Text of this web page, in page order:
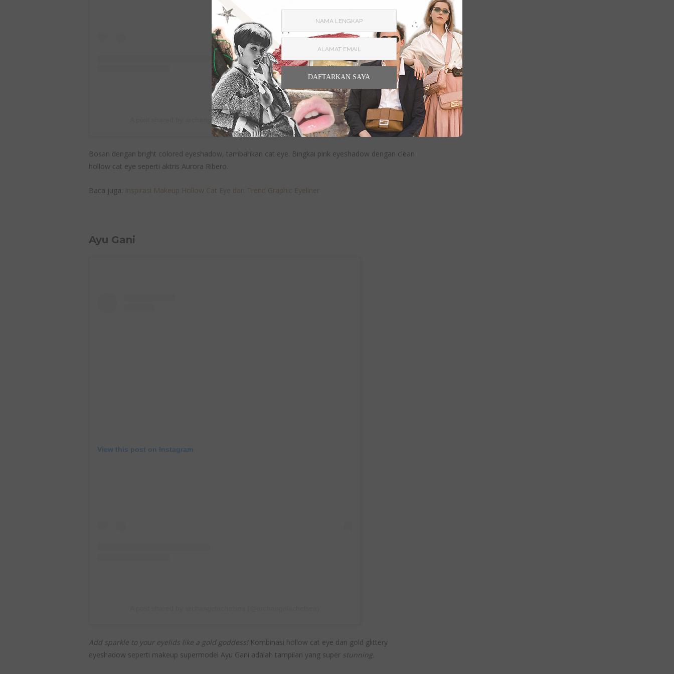
A post shared by archangelachelsea (@archangelachelsea)
Bosan dengan bright colored eyeshadow, tambahkan cat eye. Bingkai pink eyeshadow dengan clean
hollow cat eye seperti aktris Aurora Ribero.
Baca juga: Inspirasi Makeup Hollow Cat Eye dari Trend Graphic Eyeliner
Ayu Gani
View this post on Instagram
Add sparkle to your eyelids like a gold goddess!Kombinasi hollow cat eye dan gold glittery
eyeshadow seperti makeup supermodel Ayu Gani adalah tampilan yang super stunning.
DAFTARKAN SAYA